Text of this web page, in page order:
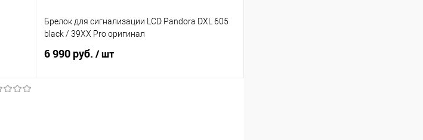
Брелок для сигнализации LCD Pandora DXL 605
black / 39XX Pro оригинал
6 990 руб. / шт